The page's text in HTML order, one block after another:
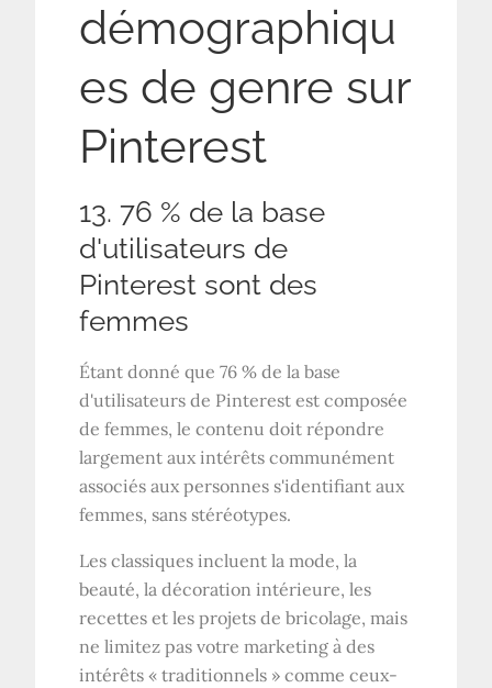
démographiqu
es de genre sur
Pinterest
13. 76 % de la base
d'utilisateurs de
Pinterest sont des
femmes
Étant donné que 76 % de la base
d'utilisateurs de Pinterest est composée
de femmes, le contenu doit répondre
largement aux intérêts communément
associés aux personnes s'identifiant aux
femmes, sans stéréotypes.
Les classiques incluent la mode, la
beauté, la décoration intérieure, les
recettes et les projets de bricolage, mais
ne limitez pas votre marketing à des
intérêts « traditionnels » comme ceux-